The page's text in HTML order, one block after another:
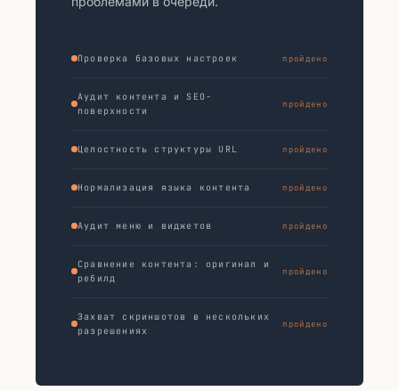
Проверка базовых настроек пройдено
Аудит контента и SEO-
поверхности
пройдено
Целостность структуры URL пройдено
Нормализация языка контента пройдено
Аудит меню и виджетов пройдено
Сравнение контента: оригинал и
ребилд
пройдено
Захват скриншотов в нескольких
разрешениях
пройдено